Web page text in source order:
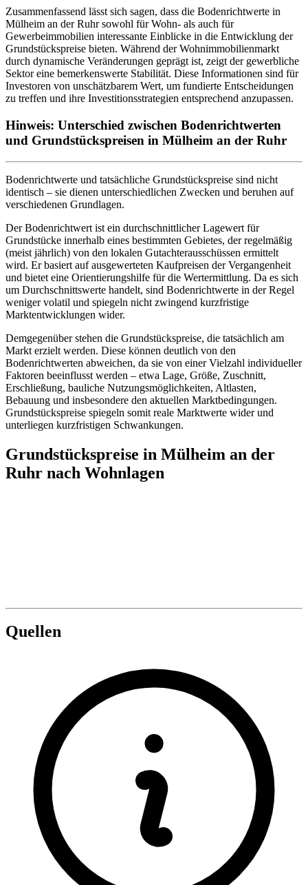
Zusammenfassend lässt sich sagen, dass die Bodenrichtwerte in
Mülheim an der Ruhr sowohl für Wohn- als auch für
Gewerbeimmobilien interessante Einblicke in die Entwicklung der
Grundstückspreise bieten. Während der Wohnimmobilienmarkt
durch dynamische Veränderungen geprägt ist, zeigt der gewerbliche
Sektor eine bemerkenswerte Stabilität. Diese Informationen sind für
Investoren von unschätzbarem Wert, um fundierte Entscheidungen
zu treffen und ihre Investitionsstrategien entsprechend anzupassen.
Hinweis: Unterschied zwischen Bodenrichtwerten
und Grundstückspreisen in Mülheim an der Ruhr
Bodenrichtwerte und tatsächliche Grundstückspreise sind nicht
identisch – sie dienen unterschiedlichen Zwecken und beruhen auf
verschiedenen Grundlagen.
Der Bodenrichtwert ist ein durchschnittlicher Lagewert für
Grundstücke innerhalb eines bestimmten Gebietes, der regelmäßig
(meist jährlich) von den lokalen Gutachterausschüssen ermittelt
wird. Er basiert auf ausgewerteten Kaufpreisen der Vergangenheit
und bietet eine Orientierungshilfe für die Wertermittlung. Da es sich
um Durchschnittswerte handelt, sind Bodenrichtwerte in der Regel
weniger volatil und spiegeln nicht zwingend kurzfristige
Marktentwicklungen wider.
Demgegenüber stehen die Grundstückspreise, die tatsächlich am
Markt erzielt werden. Diese können deutlich von den
Bodenrichtwerten abweichen, da sie von einer Vielzahl individueller
Faktoren beeinflusst werden – etwa Lage, Größe, Zuschnitt,
Erschließung, bauliche Nutzungsmöglichkeiten, Altlasten,
Bebauung und insbesondere den aktuellen Marktbedingungen.
Grundstückspreise spiegeln somit reale Marktwerte wider und
unterliegen kurzfristigen Schwankungen.
Grundstückspreise in Mülheim an der
Ruhr nach Wohnlagen
Quellen